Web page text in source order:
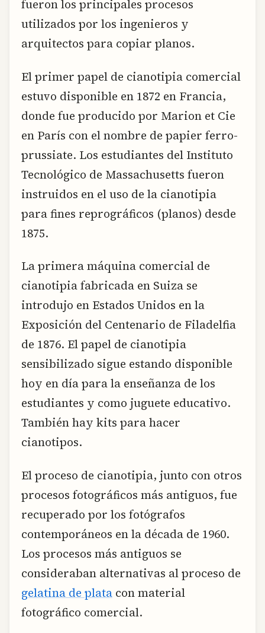
fueron los principales procesos
utilizados por los ingenieros y
arquitectos para copiar planos.
El primer papel de cianotipia comercial
estuvo disponible en 1872 en Francia,
donde fue producido por Marion et Cie
en París con el nombre de papier ferro-
prussiate. Los estudiantes del Instituto
Tecnológico de Massachusetts fueron
instruidos en el uso de la cianotipia
para fines reprográficos (planos) desde
1875.
La primera máquina comercial de
cianotipia fabricada en Suiza se
introdujo en Estados Unidos en la
Exposición del Centenario de Filadelfia
de 1876. El papel de cianotipia
sensibilizado sigue estando disponible
hoy en día para la enseñanza de los
estudiantes y como juguete educativo.
También hay kits para hacer
cianotipos.
El proceso de cianotipia, junto con otros
procesos fotográficos más antiguos, fue
recuperado por los fotógrafos
contemporáneos en la década de 1960.
Los procesos más antiguos se
consideraban alternativas al proceso de
gelatina de plata con material
fotográfico comercial.